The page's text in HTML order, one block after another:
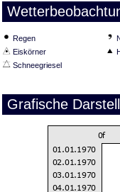
Regen
Eiskörner
Schneegriesel
Grafische